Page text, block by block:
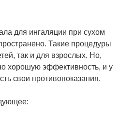
для ингаляции при сухом
Такие процедуры
так и для взрослых. Но,
хорошую эффективность, и у
свои противопоказания.